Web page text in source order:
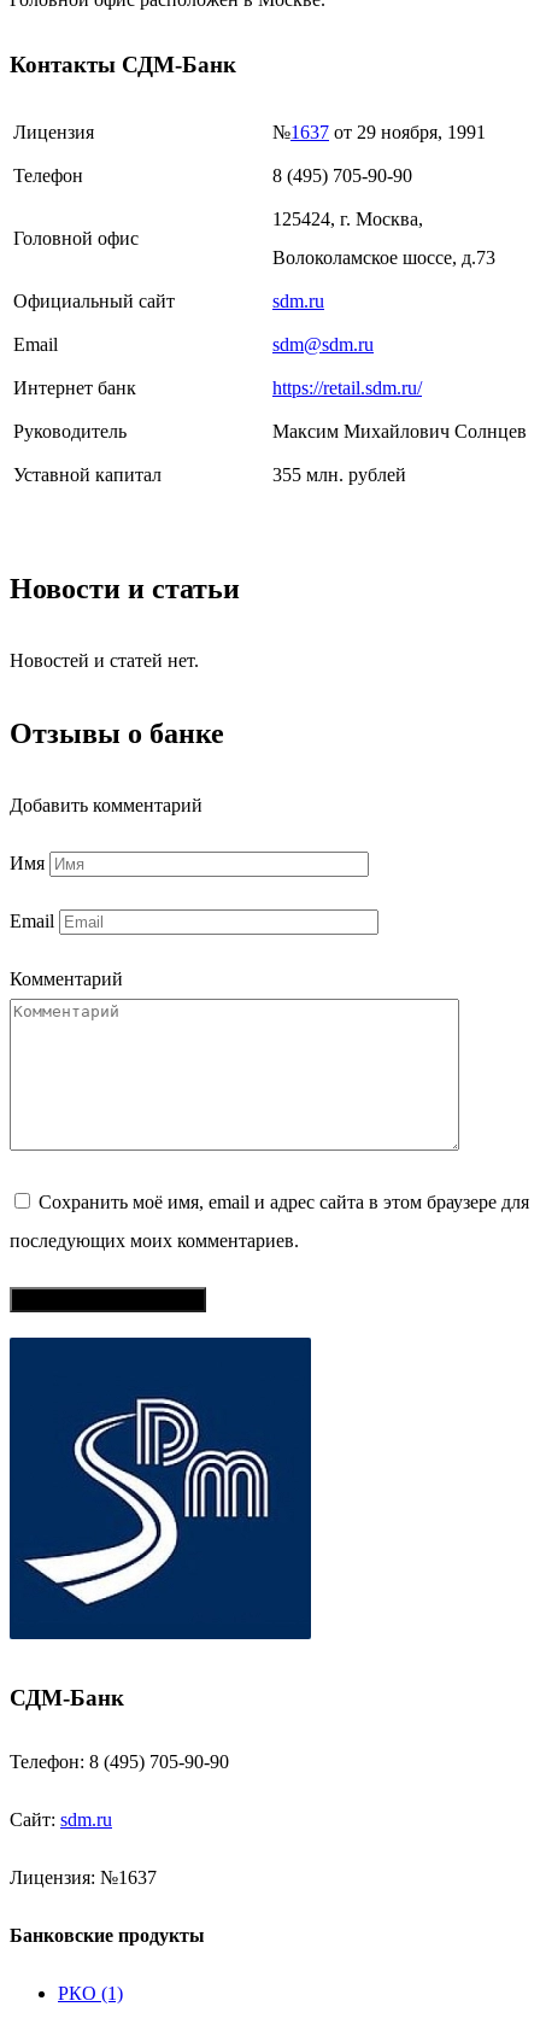
Контакты СДМ-Банк
Лицензия №1637 от 29 ноября, 1991
Телефон 8 (495) 705-90-90
Головной офис
125424, г. Москва,
Волоколамское шоссе, д.73
Официальный сайт sdm.ru
Email sdm@sdm.ru
Интернет банк https://retail.sdm.ru/
Руководитель Максим Михайлович Солнцев
Уставной капитал 355 млн. рублей
Новости и статьи
Новостей и статей нет.
Отзывы о банке
Добавить комментарий
Имя
Email
Комментарий
Сохранить моё имя, email и адрес сайта в этом браузере для
последующих моих комментариев.
СДМ-Банк
Телефон: 8 (495) 705-90-90
Сайт: sdm.ru
Лицензия: №1637
Банковские продукты
РКО (1)